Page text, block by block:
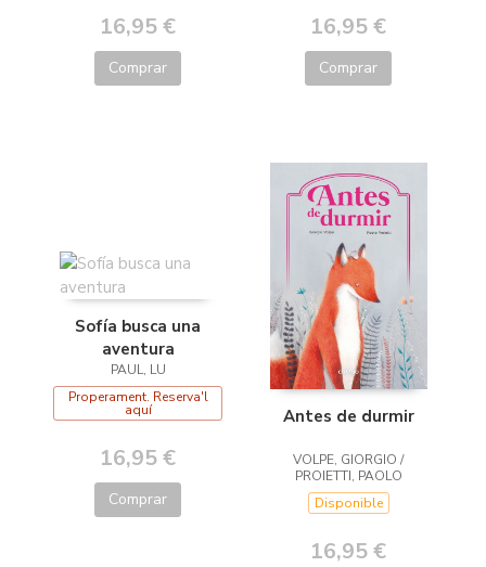
16,95 €
Comprar
16,95 €
Comprar
Sofía busca una
aventura
PAUL, LU
Properament. Reserva'l
aquí
16,95 €
Comprar
Antes de durmir
VOLPE, GIORGIO /
PROIETTI, PAOLO
Disponible
16,95 €